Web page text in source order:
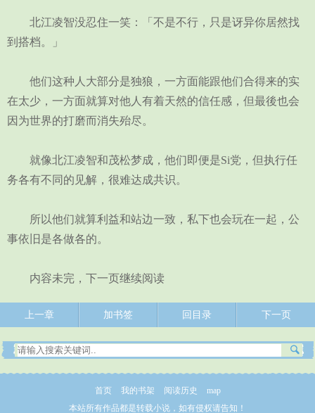
北江凌智没忍住一笑：「不是不行，只是讶异你居然找
到搭档。」
他们这种人大部分是独狼，一方面能跟他们合得来的实
在太少，一方面就算对他人有着天然的信任感，但最後也会
因为世界的打磨而消失殆尽。
就像北江凌智和茂松梦成，他们即便是Si党，但执行任
务各有不同的见解，很难达成共识。
所以他们就算利益和站边一致，私下也会玩在一起，公
事依旧是各做各的。
内容未完，下一页继续阅读
上一章 加书签 回目录 下一页
首页 我的书架 阅读历史
map
本站所有作品都是转载小说，如有侵权请告知！